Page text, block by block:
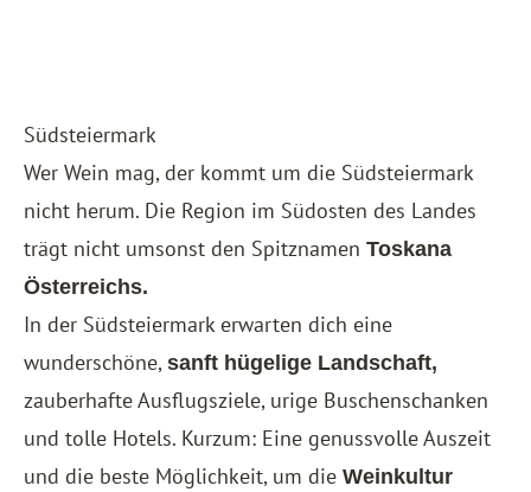
Südsteiermark
Wer Wein mag, der kommt um die Südsteiermark
nicht herum. Die Region im Südosten des Landes
trägt nicht umsonst den Spitznamen Toskana
Österreichs.
In der Südsteiermark erwarten dich eine
wunderschöne, sanft hügelige Landschaft,
zauberhafte Ausflugsziele, urige Buschenschanken
und tolle Hotels. Kurzum: Eine genussvolle Auszeit
und die beste Möglichkeit, um die Weinkultur